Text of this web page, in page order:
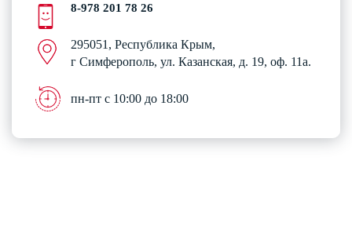
8-978 201 78 26
295051, Республика Крым,
г Симферополь, ул. Казанская, д. 19, оф. 11а.
пн-пт с 10:00 до 18:00